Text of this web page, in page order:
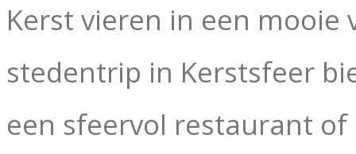
Kerst vieren in een mooie
stedentrip in Kerstsfeer
een sfeervol restaurant